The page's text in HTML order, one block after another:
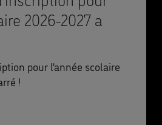
2026-2027 a
pour l’année scolaire
!